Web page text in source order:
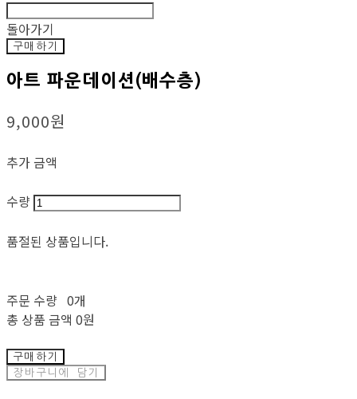
돌아가기
구매하기
아트 파운데이션(배수층)
9,000원
추가 금액
수량
품절된 상품입니다.
주문 수량 0개
총 상품 금액 0원
구매하기
장바구니에 담기